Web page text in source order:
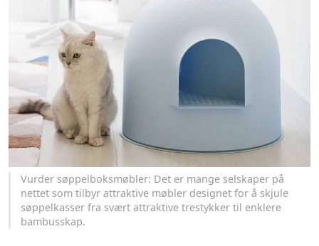
Vurder søppelboksmøbler: Det er mange selskaper på
nettet som tilbyr attraktive møbler designet for å skjule
søppelkasser fra svært attraktive trestykker til enklere
bambusskap.